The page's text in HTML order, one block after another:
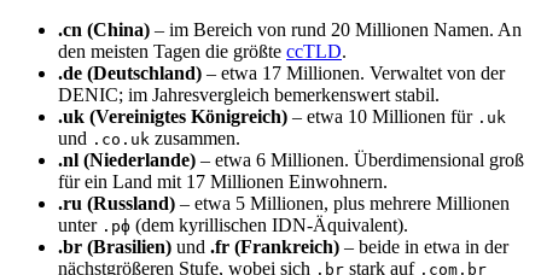
.cn (China) – im Bereich von rund 20 Millionen Namen. An
den meisten Tagen die größte ccTLD.
.de (Deutschland) – etwa 17 Millionen. Verwaltet von der
DENIC; im Jahresvergleich bemerkenswert stabil.
.uk (Vereinigtes Königreich) – etwa 10 Millionen für .uk
und .co.uk zusammen.
.nl (Niederlande) – etwa 6 Millionen. Überdimensional groß
für ein Land mit 17 Millionen Einwohnern.
.ru (Russland) – etwa 5 Millionen, plus mehrere Millionen
unter .рф (dem kyrillischen IDN-Äquivalent).
.br (Brasilien) und .fr (Frankreich) – beide in etwa in der
nächstgrößeren Stufe, wobei sich .br stark auf .com.br